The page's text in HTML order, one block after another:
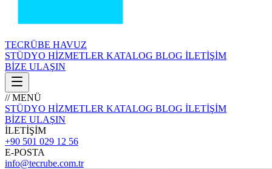
TECRÜBE HAVUZ
STÜDYO HİZMETLER KATALOG BLOG İLETİŞİM
BİZE ULAŞIN
// MENÜ
STÜDYO HİZMETLER KATALOG BLOG İLETİŞİM
BİZE ULAŞIN
İLETİŞİM
+90 501 029 12 56
E-POSTA
info@tecrube.com.tr